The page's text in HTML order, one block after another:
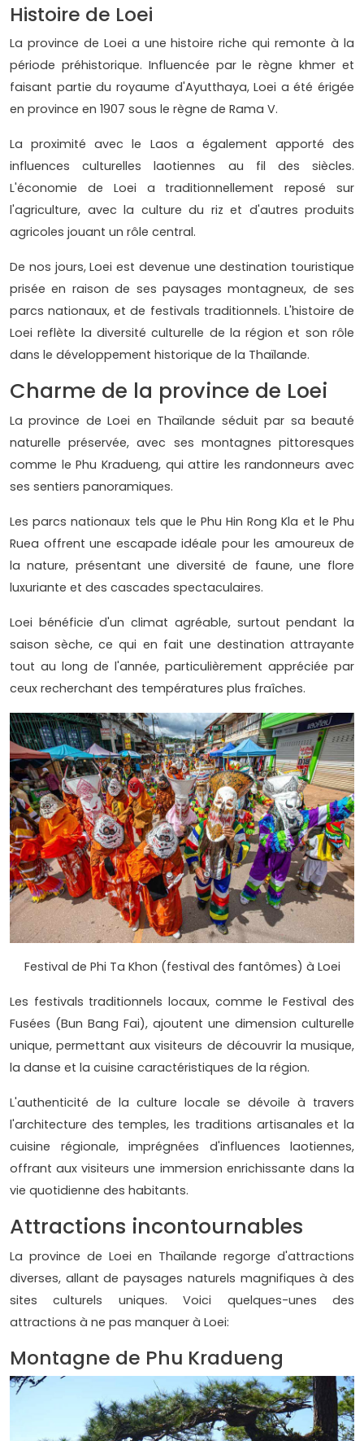
Histoire de Loei
La province de Loei a une histoire riche qui remonte à la
période préhistorique. Influencée par le règne khmer et
faisant partie du royaume d'Ayutthaya, Loei a été érigée
en province en 1907 sous le règne de Rama V.
La proximité avec le Laos a également apporté des
influences culturelles laotiennes au fil des siècles.
L'économie de Loei a traditionnellement reposé sur
l'agriculture, avec la culture du riz et d'autres produits
agricoles jouant un rôle central.
De nos jours, Loei est devenue une destination touristique
prisée en raison de ses paysages montagneux, de ses
parcs nationaux, et de festivals traditionnels. L'histoire de
Loei reflète la diversité culturelle de la région et son rôle
dans le développement historique de la Thaïlande.
Charme de la province de Loei
La province de Loei en Thaïlande séduit par sa beauté
naturelle préservée, avec ses montagnes pittoresques
comme le Phu Kradueng, qui attire les randonneurs avec
ses sentiers panoramiques.
Les parcs nationaux tels que le Phu Hin Rong Kla et le Phu
Ruea offrent une escapade idéale pour les amoureux de
la nature, présentant une diversité de faune, une flore
luxuriante et des cascades spectaculaires.
Loei bénéficie d'un climat agréable, surtout pendant la
saison sèche, ce qui en fait une destination attrayante
tout au long de l'année, particulièrement appréciée par
ceux recherchant des températures plus fraîches.
Festival de Phi Ta Khon (festival des fantômes) à Loei
Les festivals traditionnels locaux, comme le Festival des
Fusées (Bun Bang Fai), ajoutent une dimension culturelle
unique, permettant aux visiteurs de découvrir la musique,
la danse et la cuisine caractéristiques de la région.
L'authenticité de la culture locale se dévoile à travers
l'architecture des temples, les traditions artisanales et la
cuisine régionale, imprégnées d'influences laotiennes,
offrant aux visiteurs une immersion enrichissante dans la
vie quotidienne des habitants.
Attractions incontournables
La province de Loei en Thaïlande regorge d'attractions
diverses, allant de paysages naturels magnifiques à des
sites culturels uniques. Voici quelques-unes des
attractions à ne pas manquer à Loei:
Montagne de Phu Kradueng